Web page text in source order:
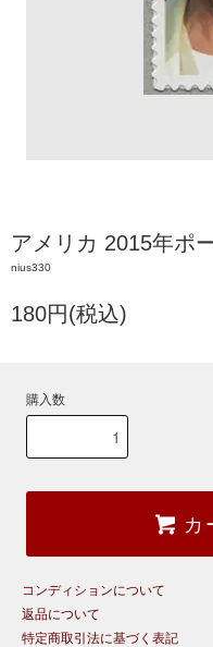
アメリカ 2015年ポ
nius330
180円(税込)
購入数
カ
コンディションについて
返品について
特定商取引法に基づく表記